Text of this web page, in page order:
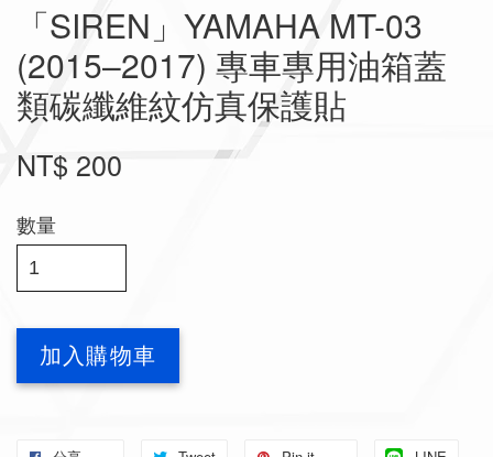
「SIREN」YAMAHA MT-03
(2015–2017) 專車專用油箱蓋
類碳纖維紋仿真保護貼
NT$ 200
數量
加入購物車